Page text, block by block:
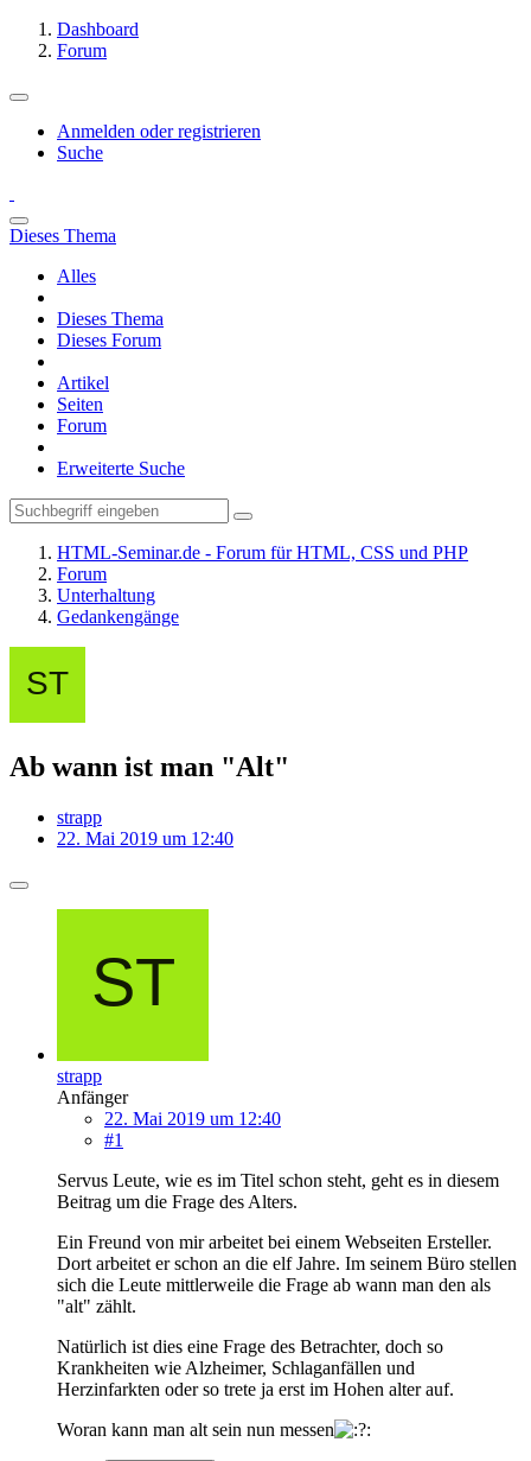
Dashboard
Forum
Anmelden oder registrieren
Suche
Dieses Thema
Alles
Dieses Thema
Dieses Forum
Artikel
Seiten
Forum
Erweiterte Suche
HTML-Seminar.de - Forum für HTML, CSS und PHP
Forum
Unterhaltung
Gedankengänge
Ab wann ist man "Alt"
strapp
22. Mai 2019 um 12:40
strapp
Anfänger
22. Mai 2019 um 12:40
#1
Servus Leute, wie es im Titel schon steht, geht es in diesem
Beitrag um die Frage des Alters.
Ein Freund von mir arbeitet bei einem Webseiten Ersteller.
Dort arbeitet er schon an die elf Jahre. Im seinem Büro stellen
sich die Leute mittlerweile die Frage ab wann man den als
"alt" zählt.
Natürlich ist dies eine Frage des Betrachter, doch so
Krankheiten wie Alzheimer, Schlaganfällen und
Herzinfarkten oder so trete ja erst im Hohen alter auf.
Woran kann man alt sein nun messen